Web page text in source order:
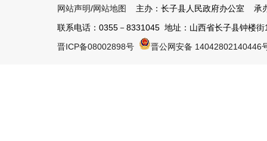
网站声明/网站地图
主办：长子县人民政府办公室 承
联系电话：0355－8331045 地址：山西省长子县钟楼
晋ICP备08002898号
晋公网安备 14042802140446